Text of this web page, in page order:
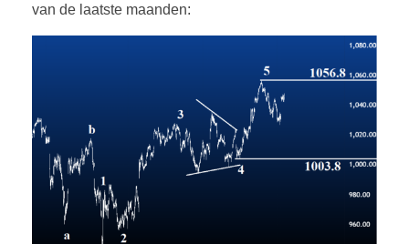
van de laatste maanden: